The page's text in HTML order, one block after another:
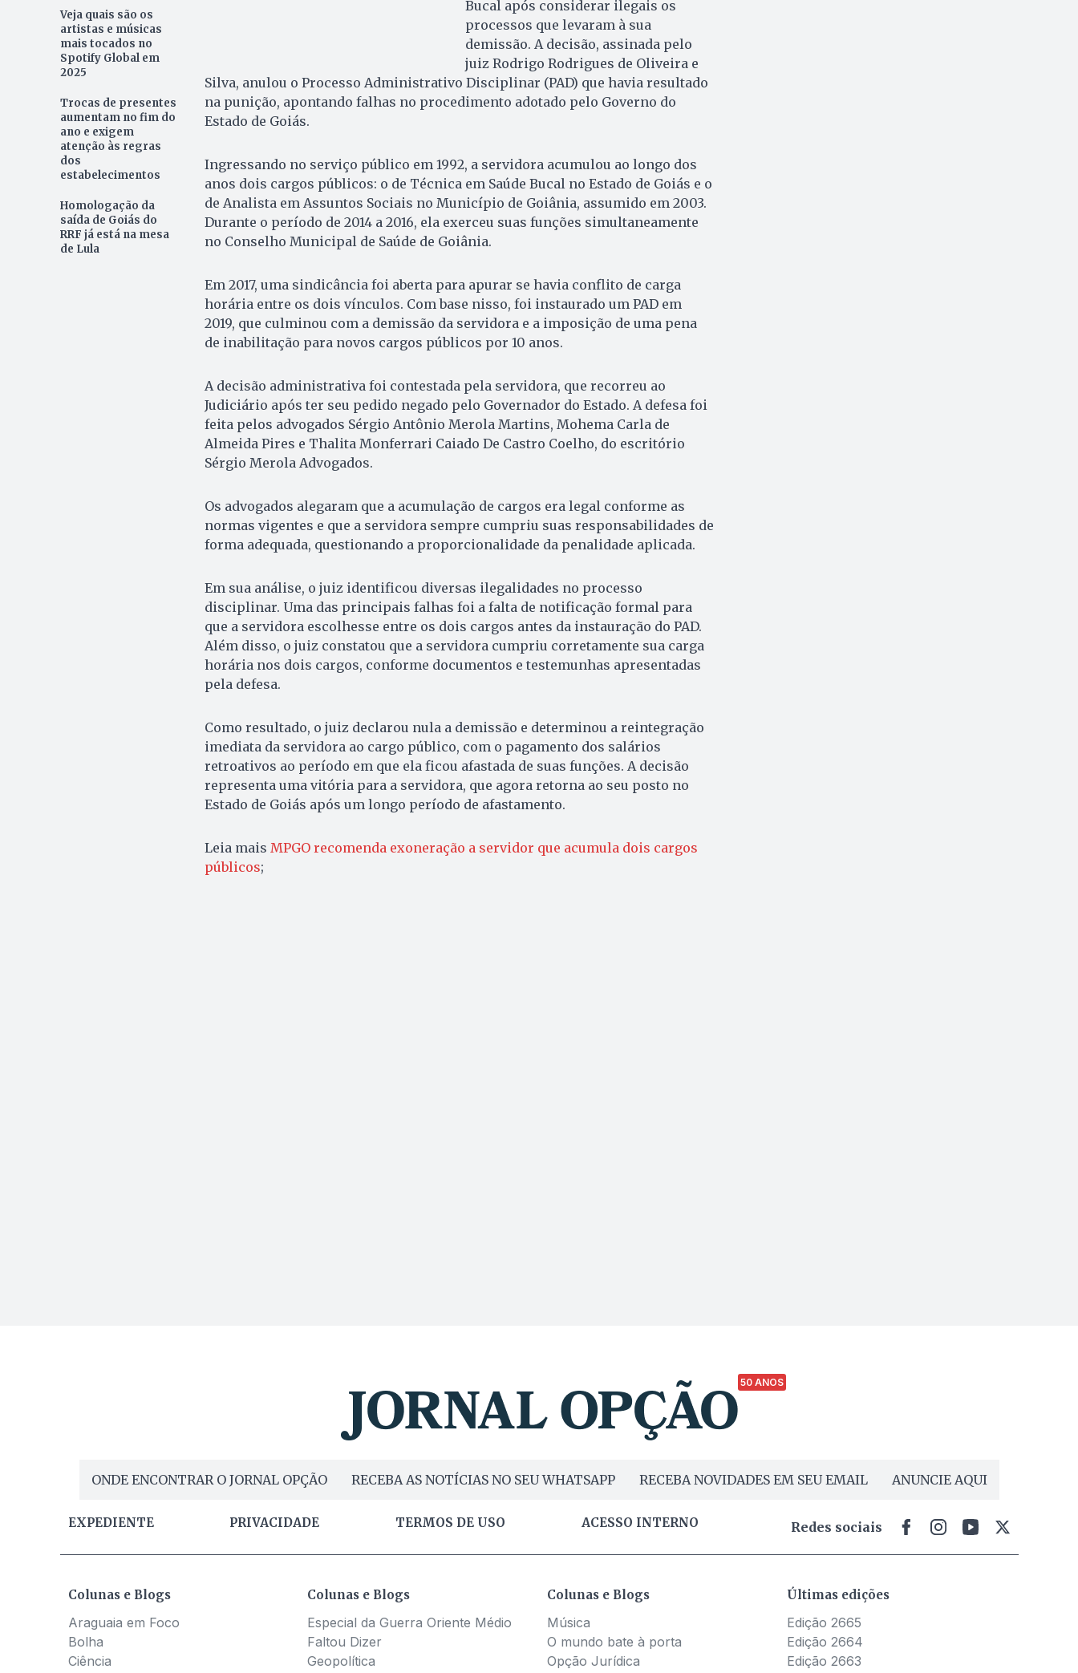
Veja quais são os
artistas e músicas
mais tocados no
Spotify Global em
2025
Trocas de presentes
aumentam no fim do
ano e exigem
atenção às regras
dos
estabelecimentos
Homologação da
saída de Goiás do
RRF já está na mesa
de Lula
Bucal após considerar ilegais os
processos que levaram à sua
demissão. A decisão, assinada pelo
juiz Rodrigo Rodrigues de Oliveira e
Silva, anulou o Processo Administrativo Disciplinar (PAD) que havia resultado
na punição, apontando falhas no procedimento adotado pelo Governo do
Estado de Goiás.
Ingressando no serviço público em 1992, a servidora acumulou ao longo dos
anos dois cargos públicos: o de Técnica em Saúde Bucal no Estado de Goiás e o
de Analista em Assuntos Sociais no Município de Goiânia, assumido em 2003.
Durante o período de 2014 a 2016, ela exerceu suas funções simultaneamente
no Conselho Municipal de Saúde de Goiânia.
Em 2017, uma sindicância foi aberta para apurar se havia conflito de carga
horária entre os dois vínculos. Com base nisso, foi instaurado um PAD em
2019, que culminou com a demissão da servidora e a imposição de uma pena
de inabilitação para novos cargos públicos por 10 anos.
A decisão administrativa foi contestada pela servidora, que recorreu ao
Judiciário após ter seu pedido negado pelo Governador do Estado. A defesa foi
feita pelos advogados Sérgio Antônio Merola Martins, Mohema Carla de
Almeida Pires e Thalita Monferrari Caiado De Castro Coelho, do escritório
Sérgio Merola Advogados.
Os advogados alegaram que a acumulação de cargos era legal conforme as
normas vigentes e que a servidora sempre cumpriu suas responsabilidades de
forma adequada, questionando a proporcionalidade da penalidade aplicada.
Em sua análise, o juiz identificou diversas ilegalidades no processo
disciplinar. Uma das principais falhas foi a falta de notificação formal para
que a servidora escolhesse entre os dois cargos antes da instauração do PAD.
Além disso, o juiz constatou que a servidora cumpriu corretamente sua carga
horária nos dois cargos, conforme documentos e testemunhas apresentadas
pela defesa.
Como resultado, o juiz declarou nula a demissão e determinou a reintegração
imediata da servidora ao cargo público, com o pagamento dos salários
retroativos ao período em que ela ficou afastada de suas funções. A decisão
representa uma vitória para a servidora, que agora retorna ao seu posto no
Estado de Goiás após um longo período de afastamento.
Leia mais MPGO recomenda exoneração a servidor que acumula dois cargos
públicos;
50 ANOS
ONDE ENCONTRAR O JORNAL OPÇÃO RECEBA AS NOTÍCIAS NO SEU WHATSAPP RECEBA NOVIDADES EM SEU EMAIL ANUNCIE AQUI
EXPEDIENTE PRIVACIDADE TERMOS DE USO ACESSO INTERNO Redes sociais
Colunas e Blogs
Araguaia em Foco
Bolha
Ciência
Colunas e Blogs
Especial da Guerra Oriente Médio
Faltou Dizer
Geopolítica
Colunas e Blogs
Música
O mundo bate à porta
Opção Jurídica
Últimas edições
Edição 2665
Edição 2664
Edição 2663